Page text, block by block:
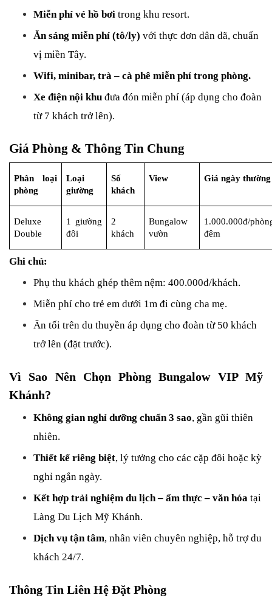
Miễn phí vé hồ bơi trong khu resort.
Ăn sáng miễn phí (tô/ly) với thực đơn dân dã, chuẩn
vị miền Tây.
Wifi, minibar, trà – cà phê miễn phí trong phòng.
Xe điện nội khu đưa đón miễn phí (áp dụng cho đoàn
từ 7 khách trở lên).
Giá Phòng & Thông Tin Chung
Phân loại
phòng
Loại
giường
Số
khách
View Giá ngày thường
Deluxe
Double
1 giường
đôi
2
khách
Bungalow
vườn
1.000.000đ/
đêm
Ghi chú:
Phụ thu khách ghép thêm nệm: 400.000đ/khách.
Miễn phí cho trẻ em dưới 1m đi cùng cha mẹ.
Ăn tối trên du thuyền áp dụng cho đoàn từ 50 khách
trở lên (đặt trước).
Vì Sao Nên Chọn Phòng Bungalow VIP Mỹ
Khánh?
Không gian nghỉ dưỡng chuẩn 3 sao, gần gũi thiên
nhiên.
Thiết kế riêng biệt, lý tưởng cho các cặp đôi hoặc kỳ
nghỉ ngắn ngày.
Kết hợp trải nghiệm du lịch – ẩm thực – văn hóa tại
Làng Du Lịch Mỹ Khánh.
Dịch vụ tận tâm, nhân viên chuyên nghiệp, hỗ trợ du
khách 24/7.
Thông Tin Liên Hệ Đặt Phòng